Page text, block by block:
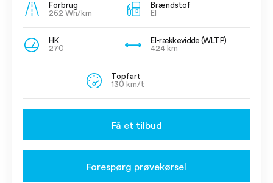
Forbrug
262 Wh/km
Brændstof
El
HK
270
El-rækkevidde (WLTP)
424 km
Topfart
130 km/t
Få et tilbud
Forespørg prøvekørsel